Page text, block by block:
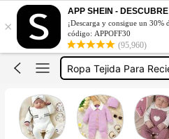
×
APP SHEIN -
¡Descarga y consigue un 30%
código: APPOFF30
(95,960)
Primera Puesta